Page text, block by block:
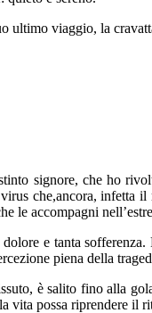
ultimo viaggio, la
signore, che ho
che,ancora, infetta
le accompagni
e tanta
piena della
è salito fino alla
vita possa riprendere il